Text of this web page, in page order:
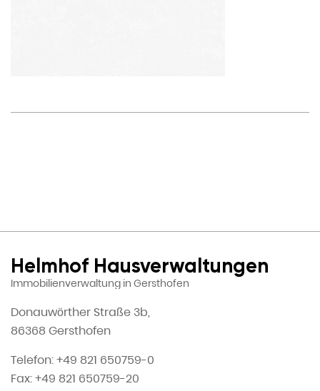
Helmhof Hausverwaltungen
Immobilienverwaltung in Gersthofen
Donauwörther Straße 3b,
86368 Gersthofen
Telefon: +49 821 650759-0
Fax: +49 821 650759-20